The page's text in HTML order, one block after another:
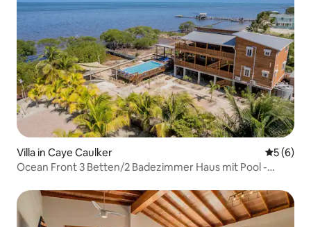
Villa in Caye Caulker
5 (6)
Ocean Front 3 Betten/2 Badezimmer Haus mit Pool -